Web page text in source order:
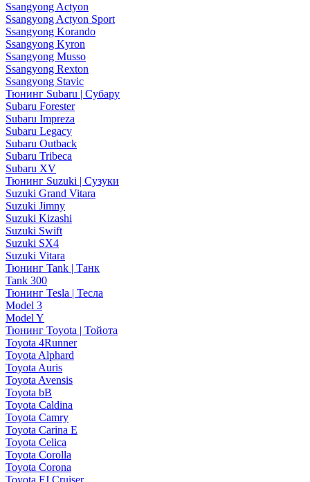
Ssangyong Actyon
Ssangyong Actyon Sport
Ssangyong Korando
Ssangyong Kyron
Ssangyong Musso
Ssangyong Rexton
Ssangyong Stavic
Тюнинг Subaru | Субару
Subaru Forester
Subaru Impreza
Subaru Legacy
Subaru Outback
Subaru Tribeca
Subaru XV
Тюнинг Suzuki | Сузуки
Suzuki Grand Vitara
Suzuki Jimny
Suzuki Kizashi
Suzuki Swift
Suzuki SX4
Suzuki Vitara
Тюнинг Tank | Танк
Tank 300
Тюнинг Tesla | Тесла
Model 3
Model Y
Тюнинг Toyota | Тойота
Toyota 4Runner
Toyota Alphard
Toyota Auris
Toyota Avensis
Toyota bB
Toyota Caldina
Toyota Camry
Toyota Carina E
Toyota Celica
Toyota Corolla
Toyota Corona
Toyota FJ Cruiser